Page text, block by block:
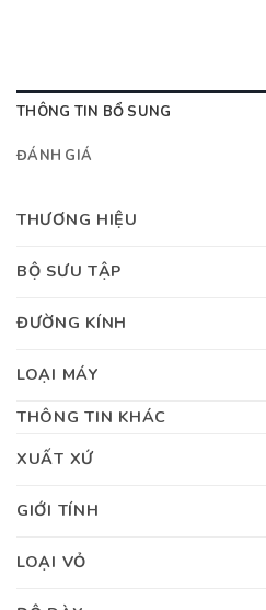
THÔNG TIN BỔ SUNG
ĐÁNH GIÁ
THƯƠNG HIỆU
BỘ SƯU TẬP
ĐƯỜNG KÍNH
LOẠI MÁY
THÔNG TIN KHÁC
XUẤT XỨ
GIỚI TÍNH
LOẠI VỎ